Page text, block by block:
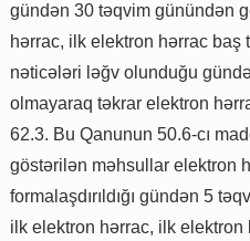
gündən 30 təqvim günündən
hərrac, ilk elektron hərrac baş
nəticələri ləğv olunduğu
olmayaraq təkrar elektron
62.3. Bu Qanunun 50.6-cı
göstərilən məhsullar elektron
formalaşdırıldığı gündən 5
ilk elektron hərrac, ilk elektron